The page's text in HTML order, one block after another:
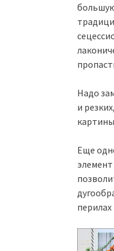
Надо
и
Еще
элемент
перилах